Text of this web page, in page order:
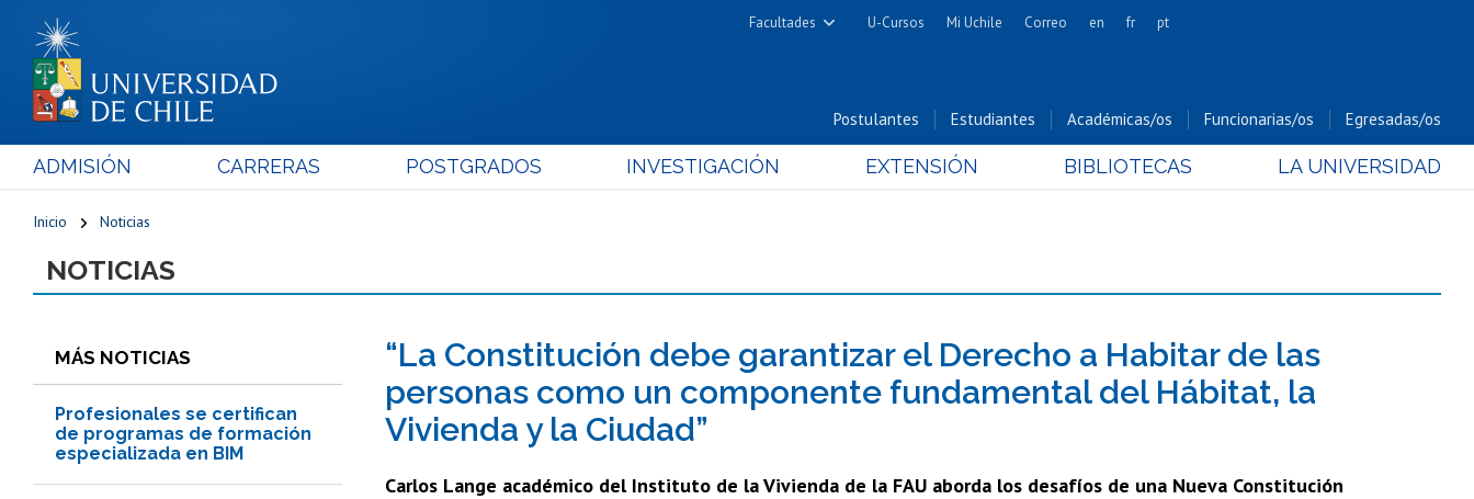
Facultades
Cs. Físicas y Matemáticas
Cs. Forestales y Conservación
Cs. Químicas y Farmacéuticas
Cs. Sociales
Estudios Avanzados en Educación
Estudios Internacionales
Nutrición y Tecnología de
Bachillerato
U-Cursos Mi Uchile Correo en fr pt
Postulantes Estudiantes Académicas/os Funcionarias/os Egresadas/os
ADMISIÓN CARRERAS POSTGRADOS INVESTIGACIÓN EXTENSIÓN BIBLIOTECAS LA UNIVERSIDAD
Inicio Noticias
NOTICIAS
MÁS NOTICIAS
Profesionales se certifican
de programas de formación
especializada en BIM
“La Constitución debe garantizar el Derecho a Habitar de las
personas como un componente fundamental del Hábitat, la
Vivienda y la Ciudad”
Carlos Lange académico del Instituto de la Vivienda de la FAU aborda los desafíos de una Nueva Constitución